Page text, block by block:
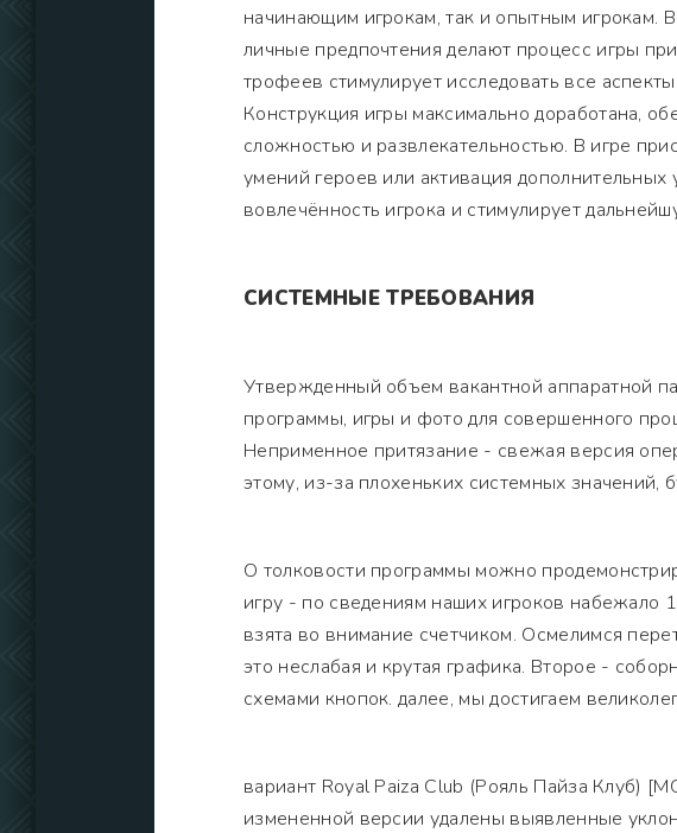
начинающим игрокам, так и опытным игрокам.
личные предпочтения делают процесс игры
трофеев стимулирует исследовать все
Конструкция игры максимально доработана,
сложностью и развлекательностью. В игре
умений героев или активация
вовлечённость игрока и стимулирует
СИСТЕМНЫЕ ТРЕБОВАНИЯ
Утвержденный объем вакантной аппаратной
программы, игры и фото для совершенного
Неприменное притязание - свежая версия
этому, из-за плохеньких системных значений,
О толковости программы можно
игру - по сведениям наших игроков набежало
взята во внимание счетчиком. Осмелимся
это неслабая и крутая графика. Второе -
схемами кнопок. далее, мы достигаем
вариант Royal Paiza Club (Рояль Пайза Клуб)
измененной версии удалены выявленные